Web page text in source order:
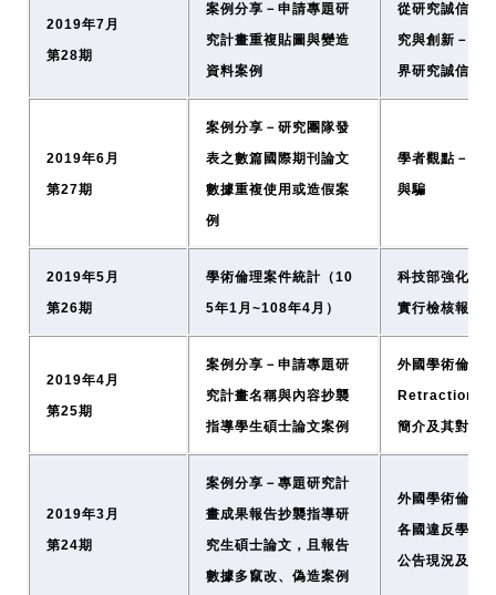
2019年7月
第28期
案例分享－申請專題研
究計畫重複貼圖與變造
資料案例
從研究誠信到
究與創新－淺
界研究誠信大
2019年6月
第27期
案例分享－研究團隊發
表之數篇國際期刊論文
數據重複使用或造假案
例
學者觀點－學
與騙
2019年5月
第26期
學術倫理案件統計（10
5年1月~108年4月）
科技部強化學
實行檢核報告
2019年4月
第25期
案例分享－申請專題研
究計畫名稱與內容抄襲
指導學生碩士論文案例
外國學術倫理
Retraction
簡介及其對學
2019年3月
第24期
案例分享－專題研究計
畫成果報告抄襲指導研
究生碩士論文，且報告
數據多竄改、偽造案例
外國學術倫理
各國違反學術
公告現況及分